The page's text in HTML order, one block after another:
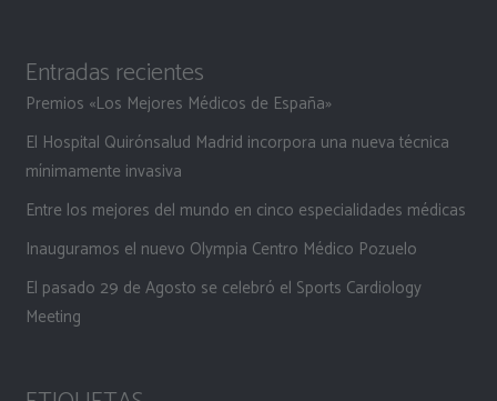
Entradas recientes
Premios «Los Mejores Médicos de España»
El Hospital Quirónsalud Madrid incorpora una nueva técnica
mínimamente invasiva
Entre los mejores del mundo en cinco especialidades médicas
Inauguramos el nuevo Olympia Centro Médico Pozuelo
El pasado 29 de Agosto se celebró el Sports Cardiology
Meeting